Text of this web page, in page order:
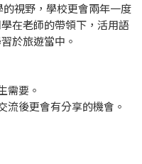
視野，學校更會兩年一度
在老師的帶領下，活用語
於旅遊當中。
需要。
後更會有分享的機會。